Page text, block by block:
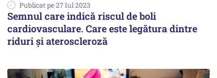
Publicat pe 27 Iul 2023
Semnul care indică riscul de boli
cardiovasculare. Care este legătura dintre
riduri și ateroscleroză